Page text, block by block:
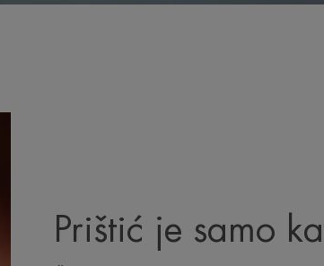
Prištić je samo